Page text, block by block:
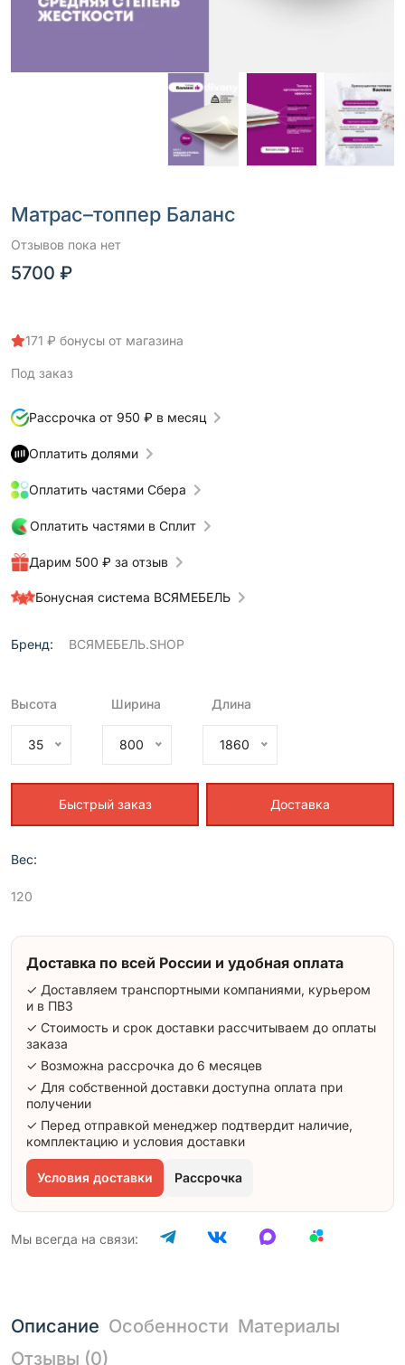
Матрас–топпер Баланс
Отзывов пока нет
5700 ₽
171 ₽ бонусы от магазина
Под заказ
Рассрочка от 950 ₽ в месяц
Оплатить долями
Оплатить частями Сбера
Оплатить частями в Сплит
Дарим 500 ₽ за отзыв
Бонусная система ВСЯМЕБЕЛЬ
Бренд: ВСЯМЕБЕЛЬ.SHOP
Высота
35
Ширина
800
Длина
1860
Быстрый заказ Доставка
Вес:
120
Доставка по всей России и удобная оплата
✓ Доставляем транспортными компаниями, курьером
и в ПВЗ
✓ Стоимость и срок доставки рассчитываем до оплаты
заказа
✓ Возможна рассрочка до 6 месяцев
✓ Для собственной доставки доступна оплата при
получении
✓ Перед отправкой менеджер подтвердит наличие,
комплектацию и условия доставки
Условия доставки Рассрочка
Мы всегда на связи:
Описание Особенности Материалы
Отзывы (0)